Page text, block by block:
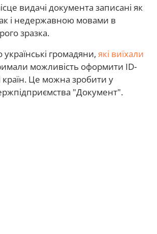
видачі документа записані як
і недержавною мовами в
зразка.
громадяни, які виїхали
можливість оформити ID-
країн. Це можна зробити у
"Документ".